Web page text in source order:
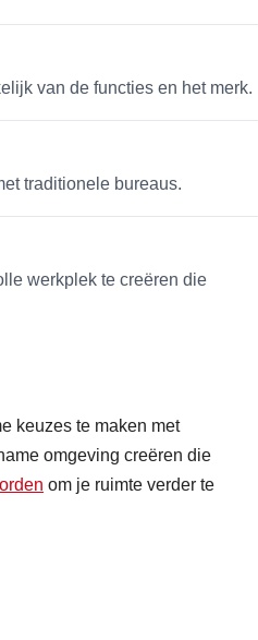
van de functies en het merk.
traditionele bureaus.
werkplek te creëren die
keuzes te maken met
omgeving creëren die
om je ruimte verder te